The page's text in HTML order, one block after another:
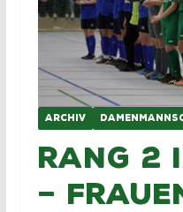
ARCHIV
Rang 2
–